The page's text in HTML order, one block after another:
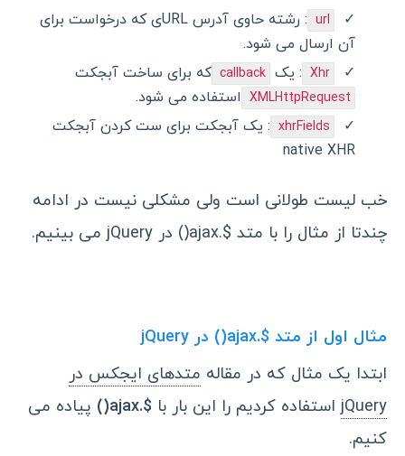
url
: رشته حاوی آدرس URLی که درخواست برای
آن ارسال می شود.
Xhr : یک callback که برای ساخت آبجکت
XMLHttpRequest استفاده می شود.
xhrFields : یک آبجکت برای ست کردن آبجکت
native XHR
خب لیست طولانی است ولی مشکلی نیست در ادامه
چندتا از مثال را با متد $.ajax() در jQuery می بینیم.
مثال اول از متد $.ajax() در jQuery
ابتدا یک مثال که در مقاله متدهای ایجکس در
jQuery استفاده کردیم را این بار با $.ajax()
پیاده می
کنیم.